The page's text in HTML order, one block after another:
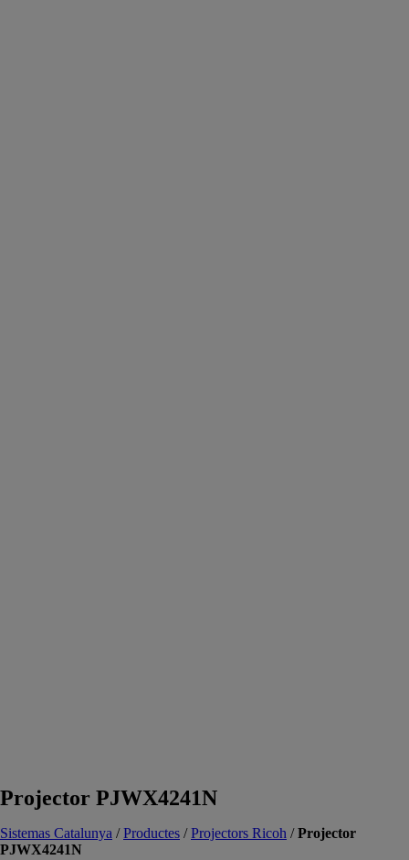
Projector PJWX4241N
Sistemas Catalunya /Productes /Projectors Ricoh /Projector
PJWX4241N